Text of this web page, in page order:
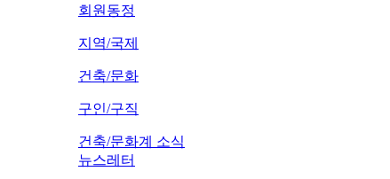
회원동정
지역/국제
건축/문화
구인/구직
건축/문화계 소식
뉴스레터